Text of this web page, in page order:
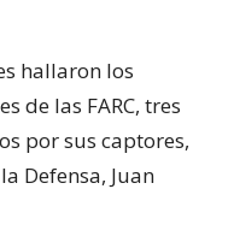
hallaron los
de las FARC, tres
por sus captores,
Defensa, Juan